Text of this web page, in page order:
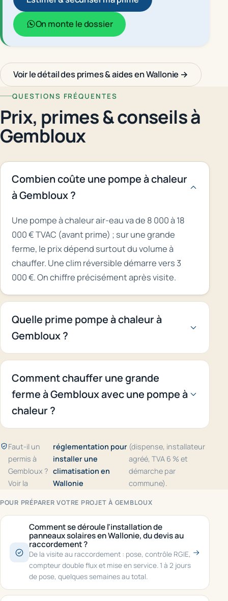
On monte le dossier
Voir le détail des primes & aides en Wallonie →
QUESTIONS FRÉQUENTES
Prix, primes & conseils à
Gembloux
Combien coûte une pompe à chaleur
à Gembloux ?
Une pompe à chaleur air-eau va de 8 000 à 18
000 € TVAC (avant prime) ; sur une grande
ferme, le prix dépend surtout du volume à
chauffer. Une clim réversible démarre vers 3
000 €. On chiffre précisément après visite.
Quelle prime pompe à chaleur à
Gembloux ?
Comment chauffer une grande
ferme à Gembloux avec une pompe à
chaleur ?
Faut-il un
permis à
Gembloux ?
Voir la
réglementation pour
installer une
climatisation en
Wallonie
(dispense, installateur
agréé, TVA 6 % et
démarche par
commune).
POUR PRÉPARER VOTRE PROJET À GEMBLOUX
Comment se déroule l'installation de
panneaux solaires en Wallonie, du devis au
raccordement ?
De la visite au raccordement : pose, contrôle RGIE,
compteur double flux et mise en service. 1 à 2 jours
de pose, quelques semaines au total.